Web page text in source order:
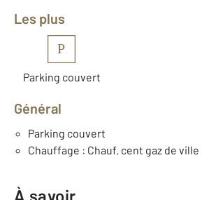
Les plus
P
Parking couvert
Général
Parking couvert
Chauffage : Chauf. cent gaz de ville
À savoir